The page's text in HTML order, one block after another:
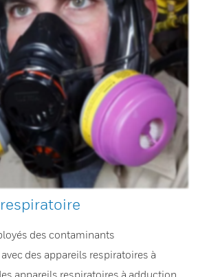
des contaminants
des appareils respiratoires à
appareils respiratoires à adduction